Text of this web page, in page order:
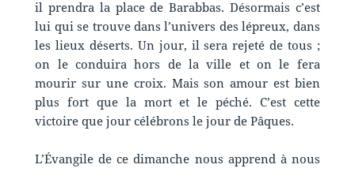
il prendra la place de Barabbas. Désormais c’est
lui qui se trouve dans l’univers des lépreux, dans
les lieux déserts. Un jour, il sera rejeté de tous ;
on le conduira hors de la ville et on le fera
mourir sur une croix. Mais son amour est bien
plus fort que la mort et le péché. C’est cette
victoire que jour célébrons le jour de Pâques.
L’Évangile de ce dimanche nous apprend à nous